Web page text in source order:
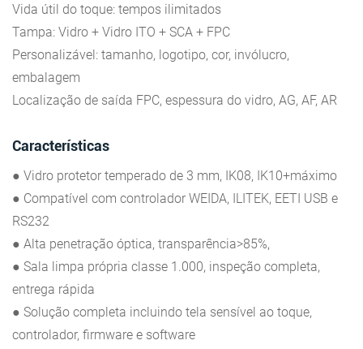
Vida útil do toque: tempos ilimitados
Tampa: Vidro + Vidro ITO + SCA + FPC
Personalizável: tamanho, logotipo, cor, invólucro,
embalagem
Localização de saída FPC, espessura do vidro, AG, AF, AR
Características
● Vidro protetor temperado de 3 mm, IK08, IK10+máximo
● Compatível com controlador WEIDA, ILITEK, EETI USB e
RS232
● Alta penetração óptica, transparência>85%,
● Sala limpa própria classe 1.000, inspeção completa,
entrega rápida
● Solução completa incluindo tela sensível ao toque,
controlador, firmware e software